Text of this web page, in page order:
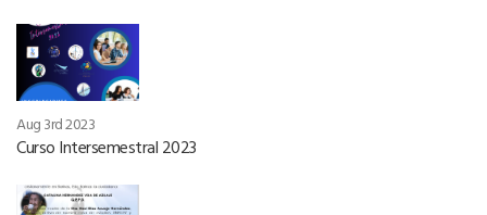
Aug 3rd 2023
Curso Intersemestral 2023